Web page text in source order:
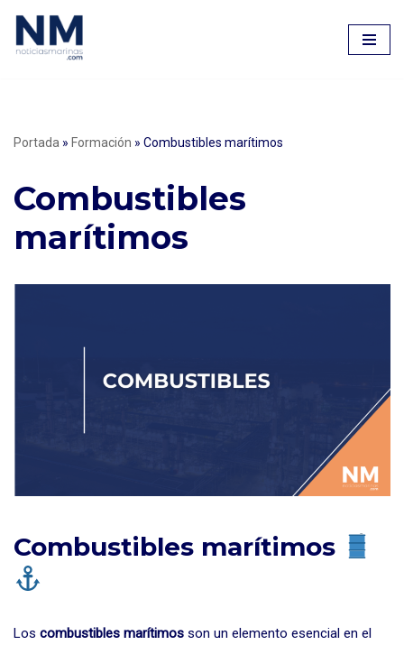
Saltar
Portada » Formación » Combustibles marítimos
Combustibles
marítimos
Combustibles marítimos
Los combustibles marítimos son un elemento esencial en el